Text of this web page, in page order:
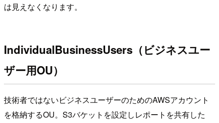
は見えなくなります。
IndividualBusinessUsers（ビジネスユー
ザー用OU）
技術者ではないビジネスユーザーのためのAWSアカウント
を格納するOU。S3バケットを設定しレポートを共有した